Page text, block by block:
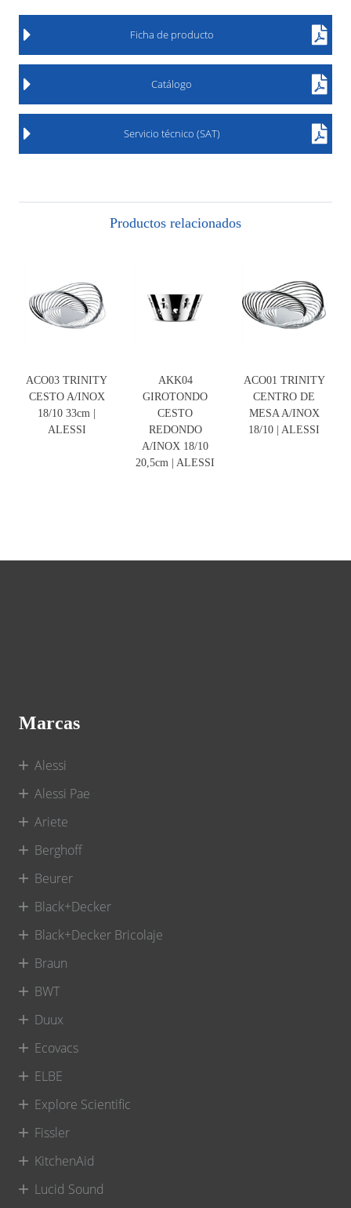
Ficha de producto
Catálogo
Servicio técnico (SAT)
Productos relacionados
ACO03 TRINITY
CESTO A/INOX
18/10 33cm |
ALESSI
AKK04
GIROTONDO
CESTO
REDONDO
A/INOX 18/10
20,5cm | ALESSI
ACO01 TRINITY
CENTRO DE
MESA A/INOX
18/10 | ALESSI
Marcas
Alessi
Alessi Pae
Ariete
Berghoff
Beurer
Black+Decker
Black+Decker Bricolaje
Braun
BWT
Duux
Ecovacs
ELBE
Explore Scientific
Fissler
KitchenAid
Lucid Sound